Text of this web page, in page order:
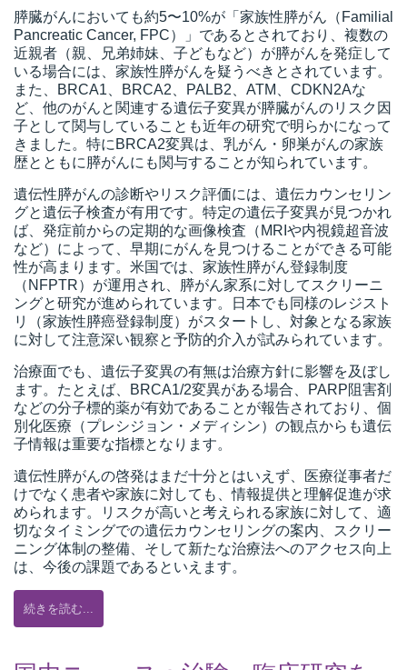
膵臓がんにおいても約5〜10%が「家族性膵がん（Familial
Pancreatic Cancer, FPC）」であるとされており、複数の
近親者（親、兄弟姉妹、子どもなど）が膵がんを発症して
いる場合には、家族性膵がんを疑うべきとされています。
また、BRCA1、BRCA2、PALB2、ATM、CDKN2Aな
ど、他のがんと関連する遺伝子変異が膵臓がんのリスク因
子として関与していることも近年の研究で明らかになって
きました。特にBRCA2変異は、乳がん・卵巣がんの家族
歴とともに膵がんにも関与することが知られています。
遺伝性膵がんの診断やリスク評価には、遺伝カウンセリン
グと遺伝子検査が有用です。特定の遺伝子変異が見つかれ
ば、発症前からの定期的な画像検査（MRIや内視鏡超音波
など）によって、早期にがんを見つけることができる可能
性が高まります。米国では、家族性膵がん登録制度
（NFPTR）が運用され、膵がん家系に対してスクリーニ
ングと研究が進められています。日本でも同様のレジスト
リ（家族性膵癌登録制度）がスタートし、対象となる家族
に対して注意深い観察と予防的介入が試みられています。
治療面でも、遺伝子変異の有無は治療方針に影響を及ぼし
ます。たとえば、BRCA1/2変異がある場合、PARP阻害剤
などの分子標的薬が有効であることが報告されており、個
別化医療（プレシジョン・メディシン）の観点からも遺伝
子情報は重要な指標となります。
遺伝性膵がんの啓発はまだ十分とはいえず、医療従事者だ
けでなく患者や家族に対しても、情報提供と理解促進が求
められます。リスクが高いと考えられる家族に対して、適
切なタイミングでの遺伝カウンセリングの案内、スクリー
ニング体制の整備、そして新たな治療法へのアクセス向上
は、今後の課題であるといえます。
続きを読む...